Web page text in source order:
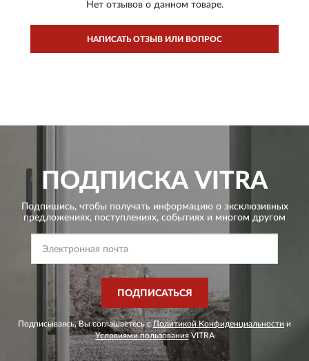
Нет отзывов о данном товаре.
НАПИСАТЬ ОТЗЫВ ИЛИ ВОПРОС
ПОДПИСКА VITRA
Подпишись, чтобы получать информацию о эксклюзивных
предложениях, поступлениях, событиях и многом другом
ПОДПИСАТЬСЯ
Подписываясь, Вы соглашаетесь сПолитикой Конфиденциальности и
Условиями пользованияVITRA